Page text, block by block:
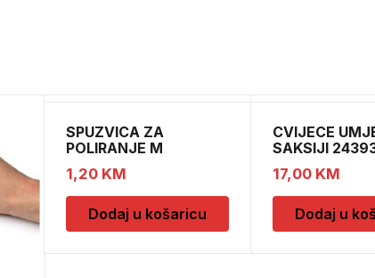
SPUZVICA ZA
POLIRANJE M
1,20 KM
Dodaj u košaricu
CVIJECE
SAKSIJI
CH52439
17,00 KM
Dodaj u